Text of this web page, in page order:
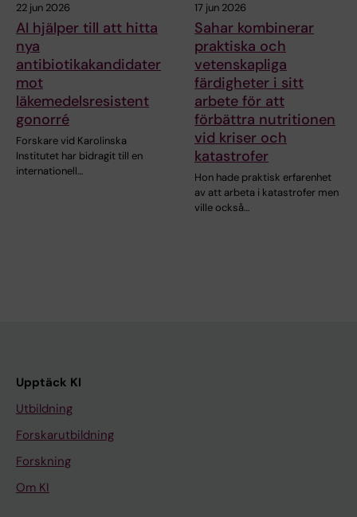
22 jun 2026
AI hjälper till att hitta
nya
antibiotikakandidater
mot
läkemedelsresistent
gonorré
Forskare vid Karolinska
Institutet har bidragit till en
internationell…
17 jun 2026
Sahar kombinerar
praktiska och
vetenskapliga
färdigheter i sitt
arbete för att
förbättra nutritionen
vid kriser och
katastrofer
Hon hade praktisk erfarenhet
av att arbeta i katastrofer men
ville också…
Upptäck KI
Utbildning
Forskarutbildning
Forskning
Om KI